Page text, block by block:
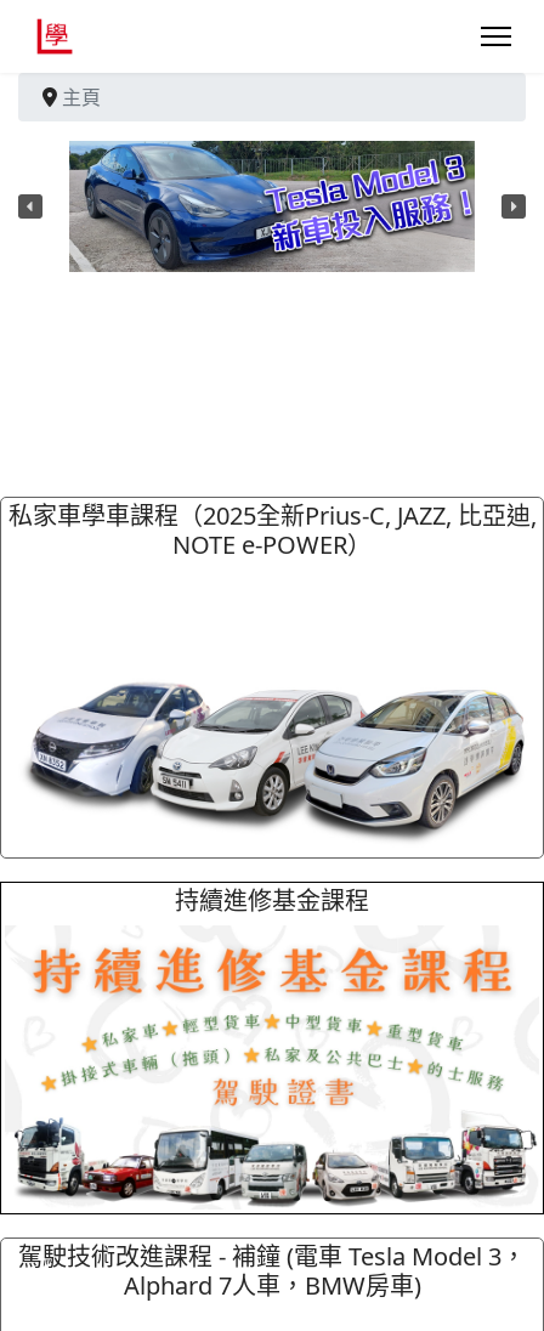
主頁
私家車學車課程（2025全新Prius-C, JAZZ, 比亞迪,
NOTE e-POWER）
持續進修基金課程
駕駛技術改進課程 - 補鐘 (電車 Tesla Model 3，
Alphard 7人車，BMW房車)